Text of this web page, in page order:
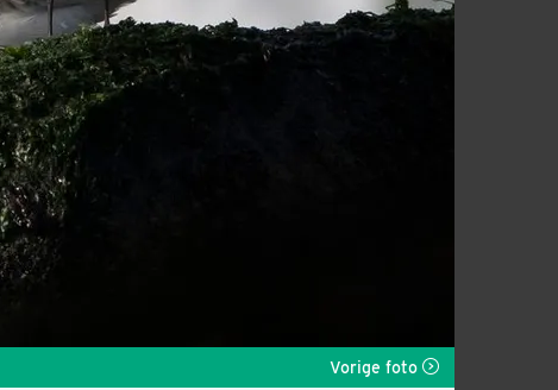
Vorige foto